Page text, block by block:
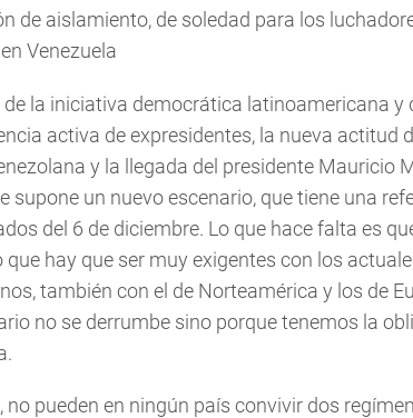
de aislamiento, de soledad para los
Venezuela
la iniciativa democrática latinoamericana y
activa de expresidentes, la nueva actitud
y la llegada del presidente Mauricio
supone un nuevo escenario, que tiene una
del 6 de diciembre. Lo que hace falta es
hay que ser muy exigentes con los
también con el de Norteamérica y los de
no se derrumbe sino porque tenemos la
pueden en ningún país convivir dos